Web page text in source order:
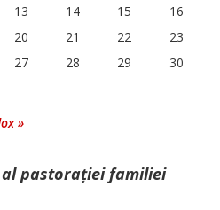
13 14 15
16
20 21 22
23
27 28 29
30
»
al pastorației familiei